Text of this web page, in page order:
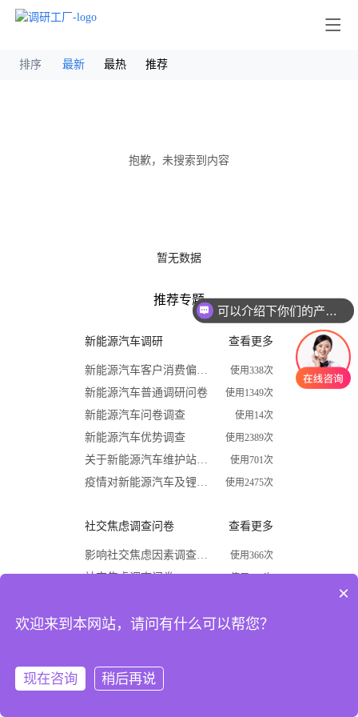
排序 最新 最热 推荐
抱歉，未搜索到内容
暂无数据
推荐专题
新能源汽车调研 查看更多
新能源汽车客户消费偏好调查问卷 使用338次
新能源汽车普通调研问卷 使用1349次
新能源汽车问卷调查 使用14次
新能源汽车优势调查 使用2389次
关于新能源汽车维护站调查问卷 使用701次
疫情对新能源汽车及锂电行业影响调查问卷 使用2475次
社交焦虑调查问卷 查看更多
影响社交焦虑因素调查问卷 使用366次
社交焦虑调查问卷
关于大学生社交焦虑问卷调查 使用677次
注册
×
欢迎来到本网站，请问有什么可以帮您？
现在咨询 稍后再说